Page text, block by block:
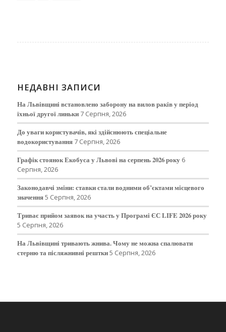
НЕДАВНІ ЗАПИСИ
На Львівщині встановлено заборону на вилов раків у період
їхньої другої линьки 7 Серпня, 2026
До уваги користувачів, які здійснюють спеціальне
водокористування 7 Серпня, 2026
Графік стоянок Екобуса у Львові на серпень 2026 року 6
Серпня, 2026
Законодавчі зміни: ставки стали водними об’єктами місцевого
значення5 Серпня, 2026
Триває прийом заявок на участь у Програмі ЄС LIFE 2026 року
5 Серпня, 2026
На Львівщині тривають жнива. Чому не можна спалювати
стерню та післяжнивні рештки5 Серпня, 2026